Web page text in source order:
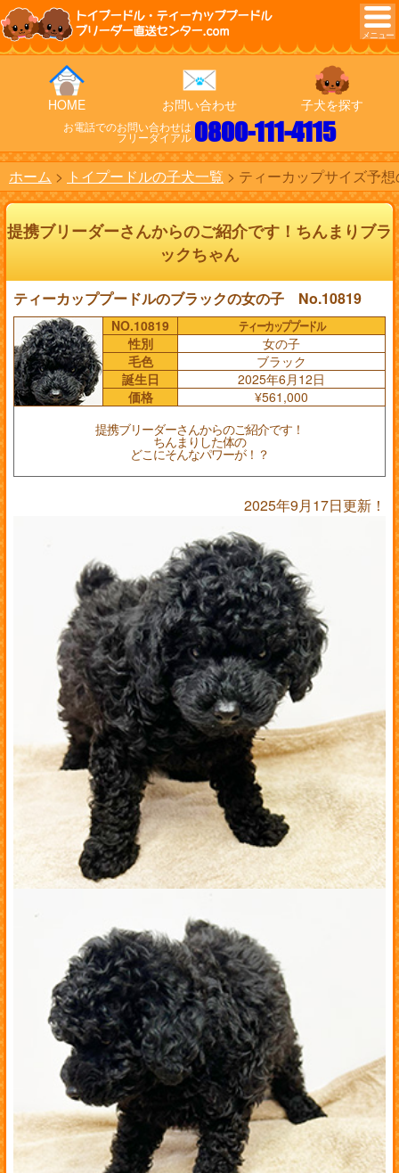
トイプードル・ティーカッププードル
ブリーダー直送センター.com
HOME お問い合わせ 子犬を探す
お電話でのお問い合わせは
フリーダイアル 0800-111-4115
ホーム トイプードルの子犬一覧 ティーカップサイズ予
提携ブリーダーさんからのご紹介です！ちんまりブラ
ックちゃん
ティーカッププードルのブラックの女の子 No.10819
NO.10819
ティーカッププードル
性別
女の子
毛色
ブラック
誕生日
2025年6月12日
価格
¥561,000
提携ブリーダーさんからのご紹介です！
ちんまりした体の
どこにそんなパワーが！？
2025年9月17日更新！